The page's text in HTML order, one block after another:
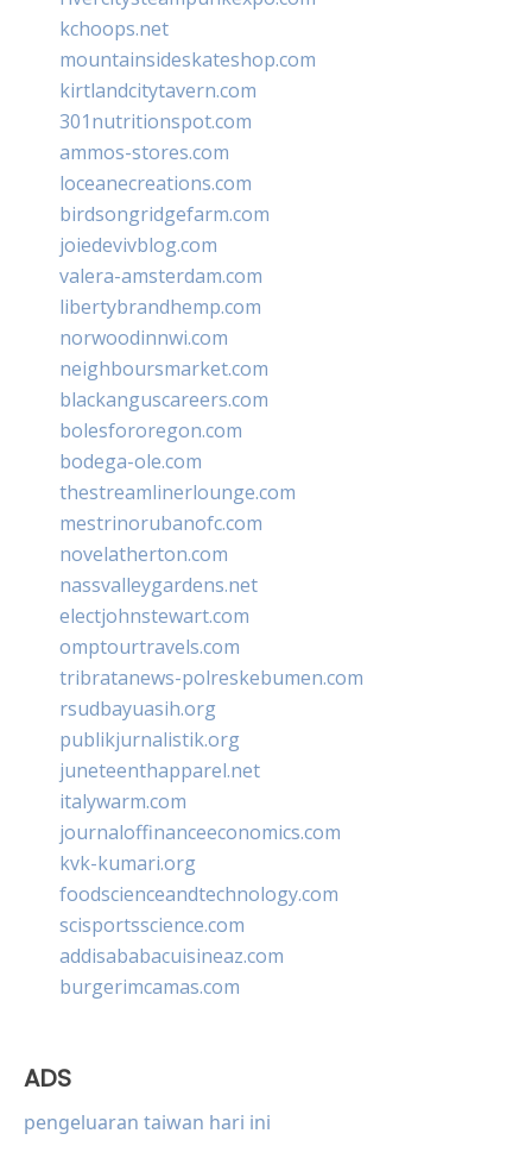
kchoops.net
mountainsideskateshop.com
kirtlandcitytavern.com
301nutritionspot.com
ammos-stores.com
loceanecreations.com
birdsongridgefarm.com
joiedevivblog.com
valera-amsterdam.com
libertybrandhemp.com
norwoodinnwi.com
neighboursmarket.com
blackanguscareers.com
bolesfororegon.com
bodega-ole.com
thestreamlinerlounge.com
mestrinorubanofc.com
novelatherton.com
nassvalleygardens.net
electjohnstewart.com
omptourtravels.com
tribratanews-polreskebumen.com
rsudbayuasih.org
publikjurnalistik.org
juneteenthapparel.net
italywarm.com
journaloffinanceeconomics.com
kvk-kumari.org
foodscienceandtechnology.com
scisportsscience.com
addisababacuisineaz.com
burgerimcamas.com
ADS
pengeluaran taiwan hari ini